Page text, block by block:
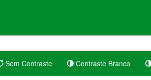
Sem Contraste Contraste Branco